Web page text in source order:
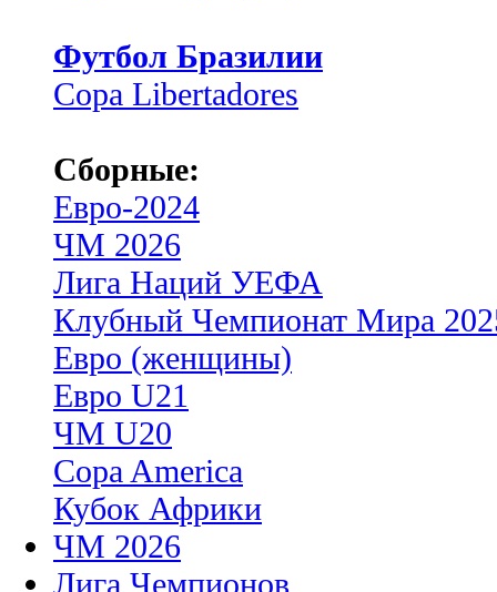
Футбол Бразилии
Copa Libertadores
Сборные:
Евро-2024
ЧМ 2026
Лига Наций УЕФА
Клубный Чемпионат Мира
Евро (женщины)
Евро U21
ЧМ U20
Copa America
Кубок Африки
ЧМ 2026
Лига Чемпионов